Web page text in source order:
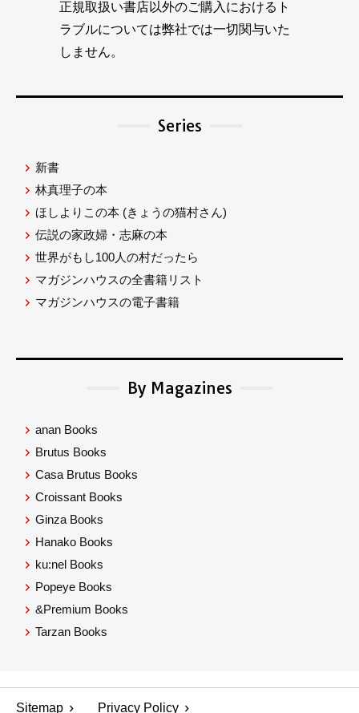
正規取扱い書店以外のご購入におけるト
ラブルについては弊社では一切関与いた
しません。
Series
新書
林真理子の本
ほしよりこの本 (きょうの猫村さん)
伝説の家政婦・志麻の本
世界がもし100人の村だったら
マガジンハウスの全書籍リスト
マガジンハウスの電子書籍
By Magazines
anan Books
Brutus Books
Casa Brutus Books
Croissant Books
Ginza Books
Hanako Books
ku:nel Books
Popeye Books
&Premium Books
Tarzan Books
Sitemap Privacy Policy